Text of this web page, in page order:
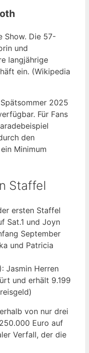
Show. Die 57-
und
langjährige
ein. (Wikipedia
2025
Für Fans
den
Minimum
Staffel
ersten Staffel
Sat.1 und Joyn
September
und Patricia
Jasmin Herren
und erhält 9.199
von nur drei
Euro auf
Verfall, der die